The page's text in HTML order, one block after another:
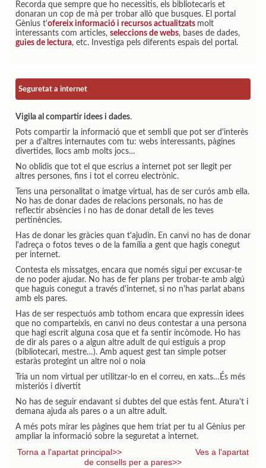
Recorda que sempre que ho necessitis, els bibliotecaris et
donaran un cop de mà per trobar allò que busques. El portal
Gènius t'ofereix informació i recursos actualitzats molt
interessants com articles, seleccions de webs, bases de dades,
guies de lectura, etc. Investiga pels diferents espais del portal.
Seguretat a internet
Vigila al compartir idees i dades.
Pots compartir la informació que et sembli que pot ser d'interès
per a d'altres internautes com tu: webs interessants, pàgines
divertides, llocs amb molts jocs…
No oblidis que tot el que escrius a internet pot ser llegit per
altres persones, fins i tot el correu electrònic.
Tens una personalitat o imatge virtual, has de ser curós amb ella.
No has de donar dades de relacions personals, no has de
reflectir absències i no has de donar detall de les teves
pertinències.
Has de donar les gràcies quan t'ajudin. En canvi no has de donar
l'adreça o fotos teves o de la família a gent que hagis conegut
per internet.
Contesta els missatges, encara que només sigui per excusar-te
de no poder ajudar. No has de fer plans per trobar-te amb algú
que haguis conegut a través d'internet, si no n'has parlat abans
amb els pares.
Has de ser respectuós amb tothom encara que expressin idees
que no comparteixis, en canvi no deus contestar a una persona
que hagi escrit alguna cosa que et fa sentir incòmode. Ho has
de dir als pares o a algun altre adult de qui estiguis a prop
(bibliotecari, mestre…). Amb aquest gest tan simple potser
estaràs protegint un altre noi o noia
Tria un nom virtual per utilitzar-lo en el correu, en xats…És més
misteriós i divertit
No has de seguir endavant si dubtes del que estàs fent. Atura't i
demana ajuda als pares o a un altre adult.
A més pots mirar les pàgines que hem triat per tu al Gènius per
ampliar la informació sobre la seguretat a internet.
Torna a l'apartat principal>>
Ves a l'apartat
de consells per a pares>>